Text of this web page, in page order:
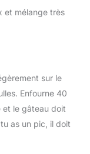
et mélange très
sur le
Enfourne 40
et le gâteau doit
as un pic, il doit